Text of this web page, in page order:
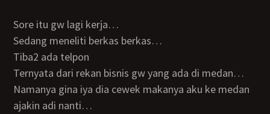
Sore itu gw lagi kerja…
Sedang meneliti berkas berkas…
Tiba2 ada telpon
Ternyata dari rekan bisnis gw yang ada di medan…
Namanya gina iya dia cewek makanya aku ke medan
ajakin adi nanti…